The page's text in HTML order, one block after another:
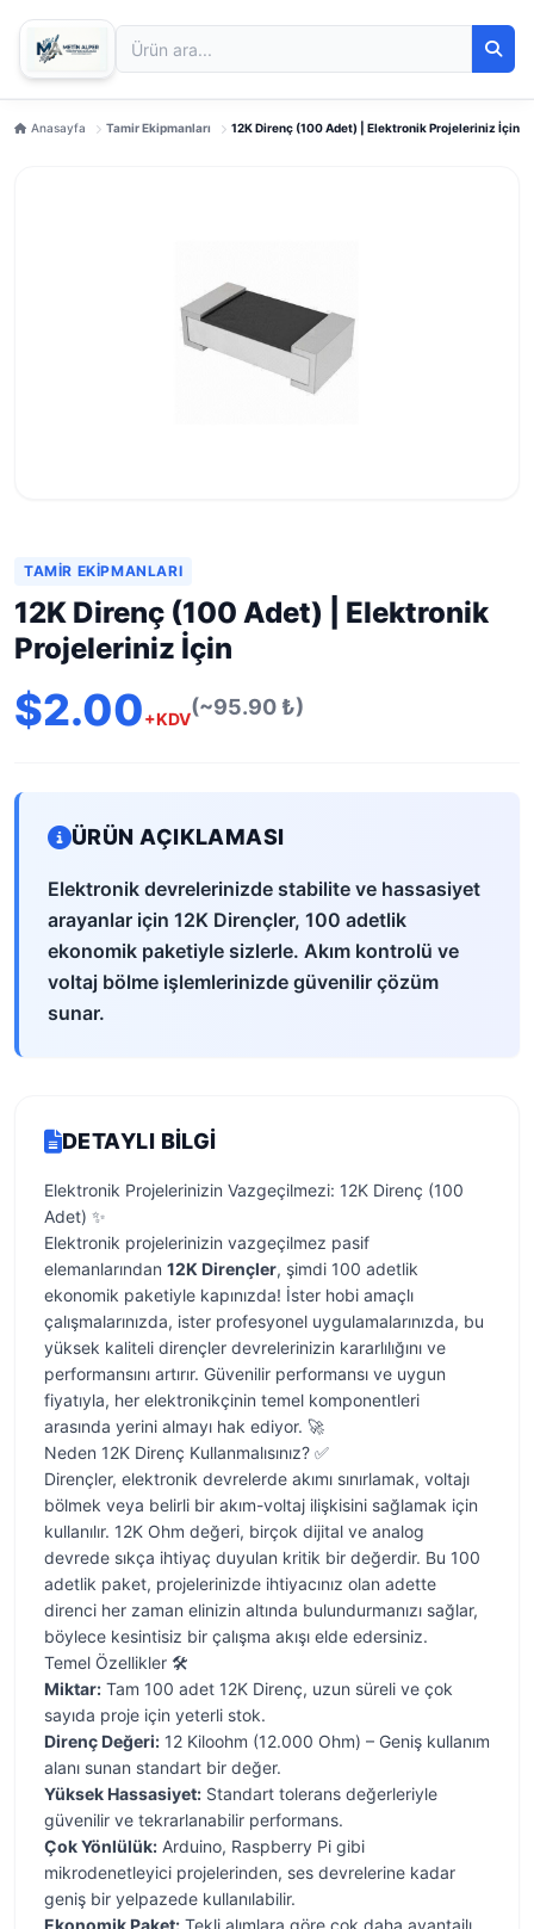
Anasayfa Tamir Ekipmanları 12K Direnç (100 Adet) | Elektronik Projeleriniz İçin
TAMIR EKIPMANLARI
12K Direnç (100 Adet) | Elektronik
Projeleriniz İçin
$2.00+KDV(~95.90 ₺)
ÜRÜN AÇIKLAMASI
Elektronik devrelerinizde stabilite ve hassasiyet
arayanlar için 12K Dirençler, 100 adetlik
ekonomik paketiyle sizlerle. Akım kontrolü ve
voltaj bölme işlemlerinizde güvenilir çözüm
sunar.
DETAYLI BILGI
Elektronik Projelerinizin Vazgeçilmezi: 12K Direnç (100
Adet) ✨
Elektronik projelerinizin vazgeçilmez pasif
elemanlarından 12K Dirençler, şimdi 100 adetlik
ekonomik paketiyle kapınızda! İster hobi amaçlı
çalışmalarınızda, ister profesyonel uygulamalarınızda, bu
yüksek kaliteli dirençler devrelerinizin kararlılığını ve
performansını artırır. Güvenilir performansı ve uygun
fiyatıyla, her elektronikçinin temel komponentleri
arasında yerini almayı hak ediyor. 🚀
Neden 12K Direnç Kullanmalısınız? ✅
Dirençler, elektronik devrelerde akımı sınırlamak, voltajı
bölmek veya belirli bir akım-voltaj ilişkisini sağlamak için
kullanılır. 12K Ohm değeri, birçok dijital ve analog
devrede sıkça ihtiyaç duyulan kritik bir değerdir. Bu 100
adetlik paket, projelerinizde ihtiyacınız olan adette
direnci her zaman elinizin altında bulundurmanızı sağlar,
böylece kesintisiz bir çalışma akışı elde edersiniz.
Temel Özellikler 🛠️
Miktar: Tam 100 adet 12K Direnç, uzun süreli ve çok
sayıda proje için yeterli stok.
Direnç Değeri: 12 Kiloohm (12.000 Ohm) – Geniş kullanım
alanı sunan standart bir değer.
Yüksek Hassasiyet: Standart tolerans değerleriyle
güvenilir ve tekrarlanabilir performans.
Çok Yönlülük: Arduino, Raspberry Pi gibi
mikrodenetleyici projelerinden, ses devrelerine kadar
geniş bir yelpazede kullanılabilir.
Ekonomik Paket: Tekli alımlara göre çok daha avantajlı